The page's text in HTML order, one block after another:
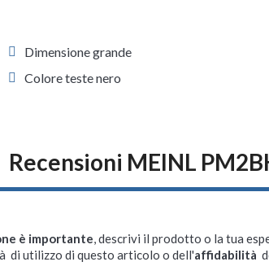
Dimensione grande
Colore teste nero
Recensioni MEINL
è importante, descrivi il prodotto o la tua
di utilizzo di questo articolo o dell'affidabilità